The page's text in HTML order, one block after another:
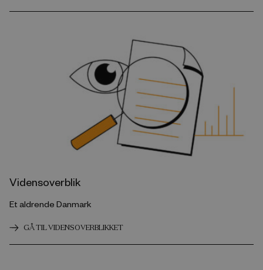
Vidensoverblik
Et aldrende Danmark
GÅ TIL VIDENSOVERBLIKKET